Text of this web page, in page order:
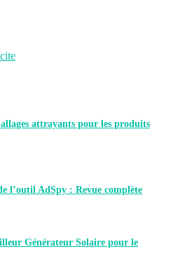
attrayants pour les produits
l’outil AdSpy : Revue complète
Générateur Solaire pour le